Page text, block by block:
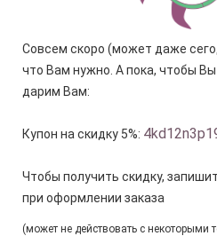
Совсем скоро (может даже
что Вам нужно. А пока, чтобы
дарим Вам:
Купон на скидку 5%:
Чтобы получить скидку,
при оформлении заказа
(может не действовать с некоторыми